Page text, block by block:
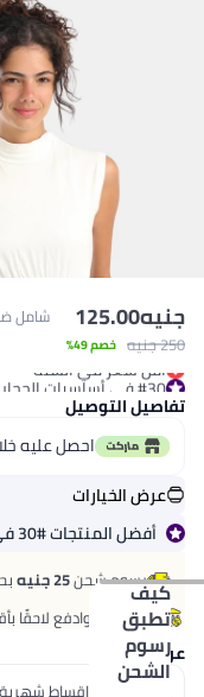
جنيه125.00
250 جنيه خصم 49%
شامل
#30 في أساسيات الحجاب
أقل سعر في السنة
#30 في أساسيات الحجاب
تفاصيل التوصيل
احصل عليه
عرض الخيارات
أفضل المنتجات#30
رسوم شحن25 جنيه كيف
تطبق
رسوم
الشحن
اشتر الآن وادفع لاحقًا
عروض الدفع